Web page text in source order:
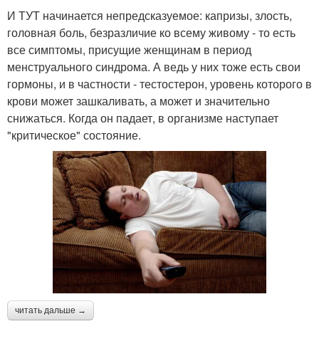
И ТУТ начинается непредсказуемое: капризы, злость,
головная боль, безразличие ко всему живому - то есть
все симптомы, присущие женщинам в период
менструального синдрома. А ведь у них тоже есть свои
гормоны, и в частности - тестостерон, уровень которого в
крови может зашкаливать, а может и значительно
снижаться. Когда он падает, в организме наступает
"критическое" состояние.
читать дальше →